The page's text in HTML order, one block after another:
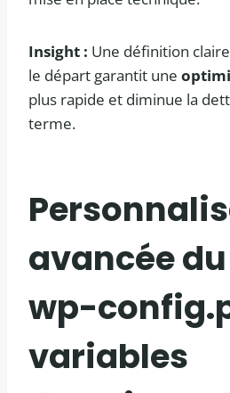
Insight : Une définition
le départ garantit une
plus rapide et diminue la
terme.
avancée
wp-
variables